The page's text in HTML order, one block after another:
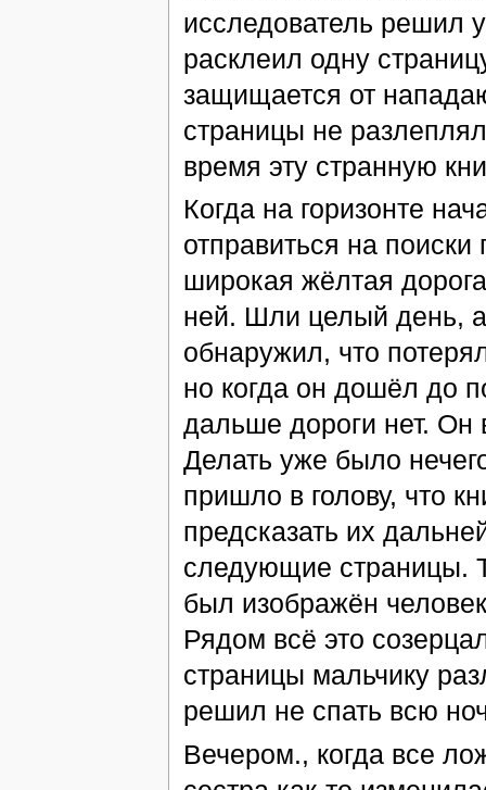
исследователь решил
расклеил одну
защищается от
страницы не
время эту странную
Когда на горизонте
отправиться на
широкая жёлтая
ней. Шли целый день, а
обнаружил, что
но когда он дошёл до
дальше дороги нет. Он
Делать уже было
пришло в голову, что
предсказать их
следующие страницы.
был изображён
Рядом всё это
страницы мальчику
решил не спать всю
Вечером., когда все